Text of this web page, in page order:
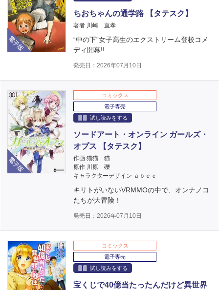
電子版
ちおちゃんの通学路 【タテスク】
著者 川崎 直孝
“中の下”女子高生のエクストリーム登校コメ
ディ開幕!!
発売日：2026年07月10日
電子版
コミックス
電子専売
試し読みをする
ソードアート・オンライン ガールズ・
オプス 【タテスク】
作画 猫猫 猫
原作 川原 礫
キャラクターデザイン ａｂｅｃ
キリトがいないVRMMOの中で、オンナノコ
たちが大冒険！
発売日：2026年07月10日
コミックス
電子専売
試し読みをする
宝くじで40億当たったんだけど異世界